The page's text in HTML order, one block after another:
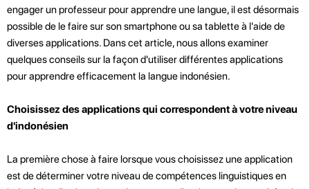
engager un professeur pour apprendre une langue, il est désormais
possible de le faire sur son smartphone ou sa tablette à l'aide de
diverses applications. Dans cet article, nous allons examiner
quelques conseils sur la façon d'utiliser différentes applications
pour apprendre efficacement la langue indonésien.
Choisissez des applications qui correspondent à votre niveau
d'indonésien
La première chose à faire lorsque vous choisissez une application
est de déterminer votre niveau de compétences linguistiques en